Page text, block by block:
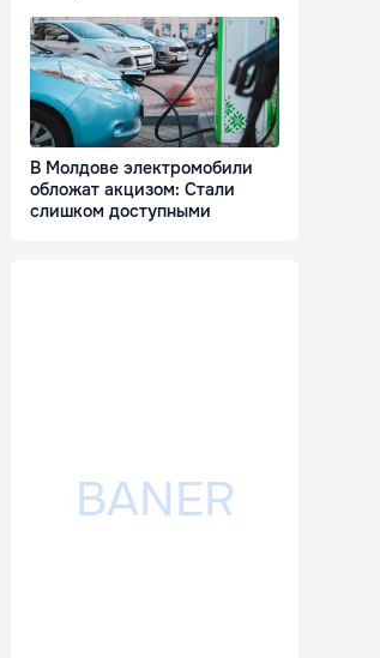
В Молдове электромобили
обложат акцизом: Стали
слишком доступными